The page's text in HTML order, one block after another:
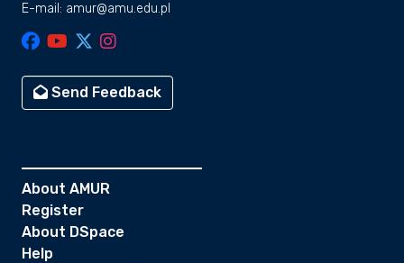
E-mail: amur@amu.edu.pl
Send Feedback
About AMUR
Register
About DSpace
Help